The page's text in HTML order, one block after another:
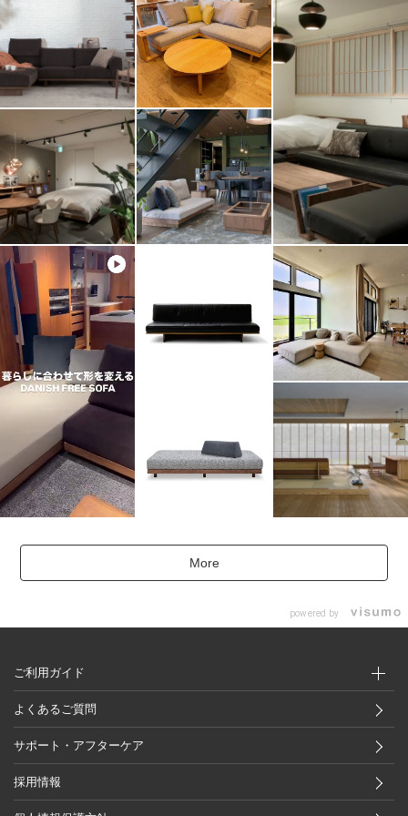
More
powered by
ご利用ガイド
よくあるご質問
サポート・アフターケア
採用情報